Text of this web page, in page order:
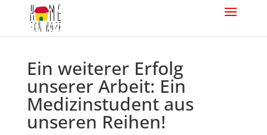
Ein weiterer Erfolg
unserer Arbeit: Ein
Medizinstudent aus
unseren Reihen!